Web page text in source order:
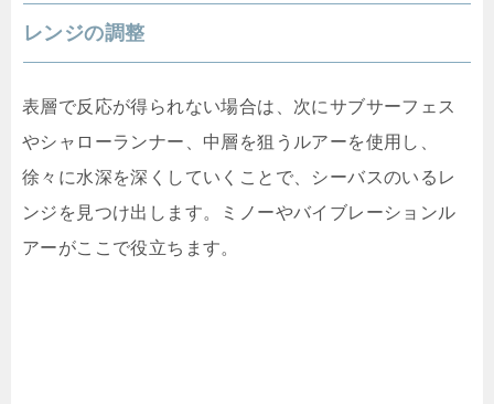
レンジの調整
表層で反応が得られない場合は、次にサブサーフェス
やシャローランナー、中層を狙うルアーを使用し、
徐々に水深を深くしていくことで、シーバスのいるレ
ンジを見つけ出します。ミノーやバイブレーションル
アーがここで役立ちます。